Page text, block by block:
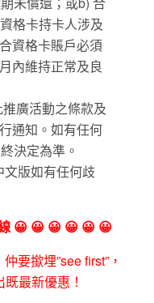
格卡持卡人涉及
資格卡賬戶必須
內維持正常及良
廣活動之條款及
通知。如有任何
決定為準。
文版如有任何歧
😀 😀 😀 😀 😀 😀
仲要撳埋”see first”，
最新優惠！